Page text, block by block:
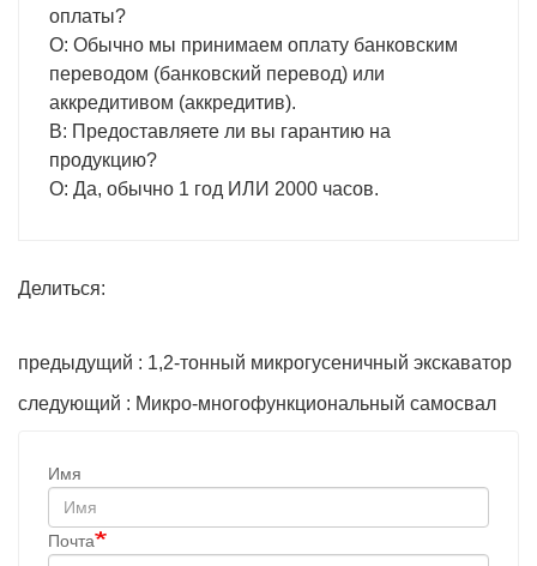
оплаты?
О: Обычно мы принимаем оплату банковским
переводом (банковский перевод) или
аккредитивом (аккредитив).
В: Предоставляете ли вы гарантию на
продукцию?
О: Да, обычно 1 год ИЛИ 2000 часов.
Делиться:
предыдущий : 1,2-тонный микрогусеничный экскаватор
следующий : Микро-многофункциональный самосвал
Имя
Почта